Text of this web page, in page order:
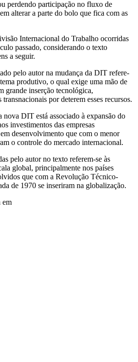
perdendo participação no fluxo de
alterar a parte do bolo que fica com as
Internacional do Trabalho ocorridas
passado, considerando o texto
a seguir.
pelo autor na mudança da DIT refere-
produtivo, o qual exige uma mão de
grande inserção tecnológica,
por deterem esses recursos.
nova DIT está associado à expansão do
investimentos das empresas
desenvolvimento que com o menor
o controle do mercado internacional.
pelo autor no texto referem-se às
global, principalmente nos países
que com a Revolução Técnico-
de 1970 se inseriram na globalização.
em